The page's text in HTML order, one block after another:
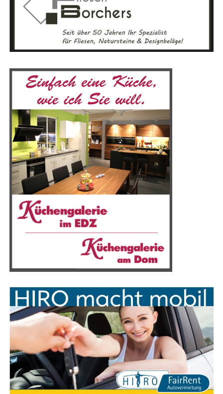
sach­sen. Sie zei­gen, wie viel­fäl­tig und anspruchs­voll der
Ver­brau­cher­schutz ist und beto­nen die Bedeu­tung der
lau­fen­den Kon­trol­len und wis­sen­schaft­li­chen Analysen.